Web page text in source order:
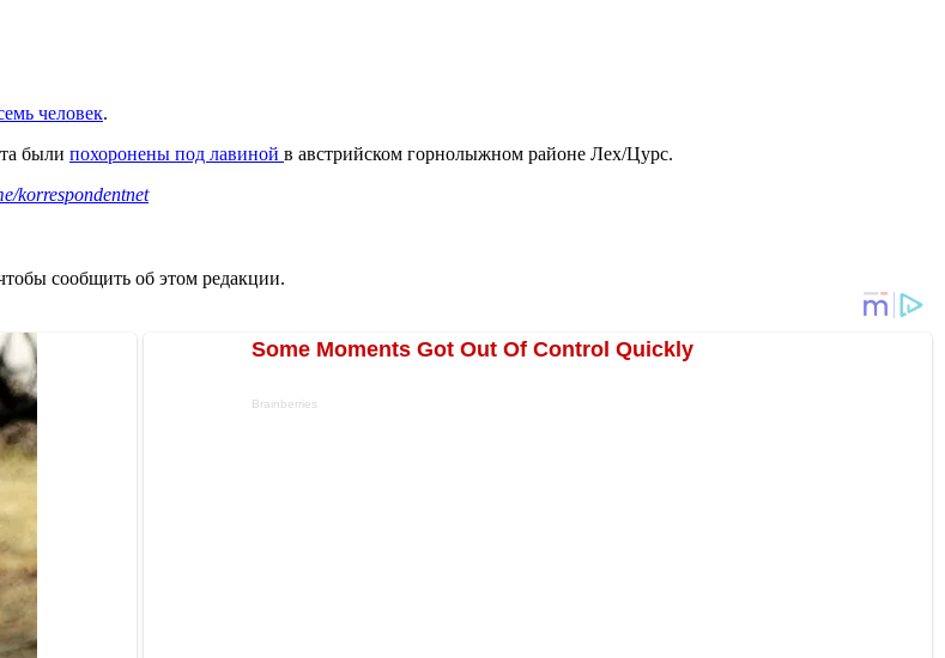
человек.
были похоронены под лавиной в австрийском горнолыжном районе Лех/Цурс.
korrespondentnet
сообщить об этом редакции.